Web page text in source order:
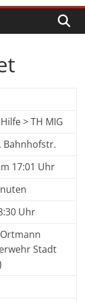
> TH MIG
Bahnhofstr.
17:01 Uhr
Uhr
Stadt